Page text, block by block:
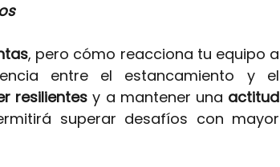
, pero cómo reacciona tu equipo a
entre el estancamiento y el
resilientes y a mantener una actitud
superar desafíos con mayor